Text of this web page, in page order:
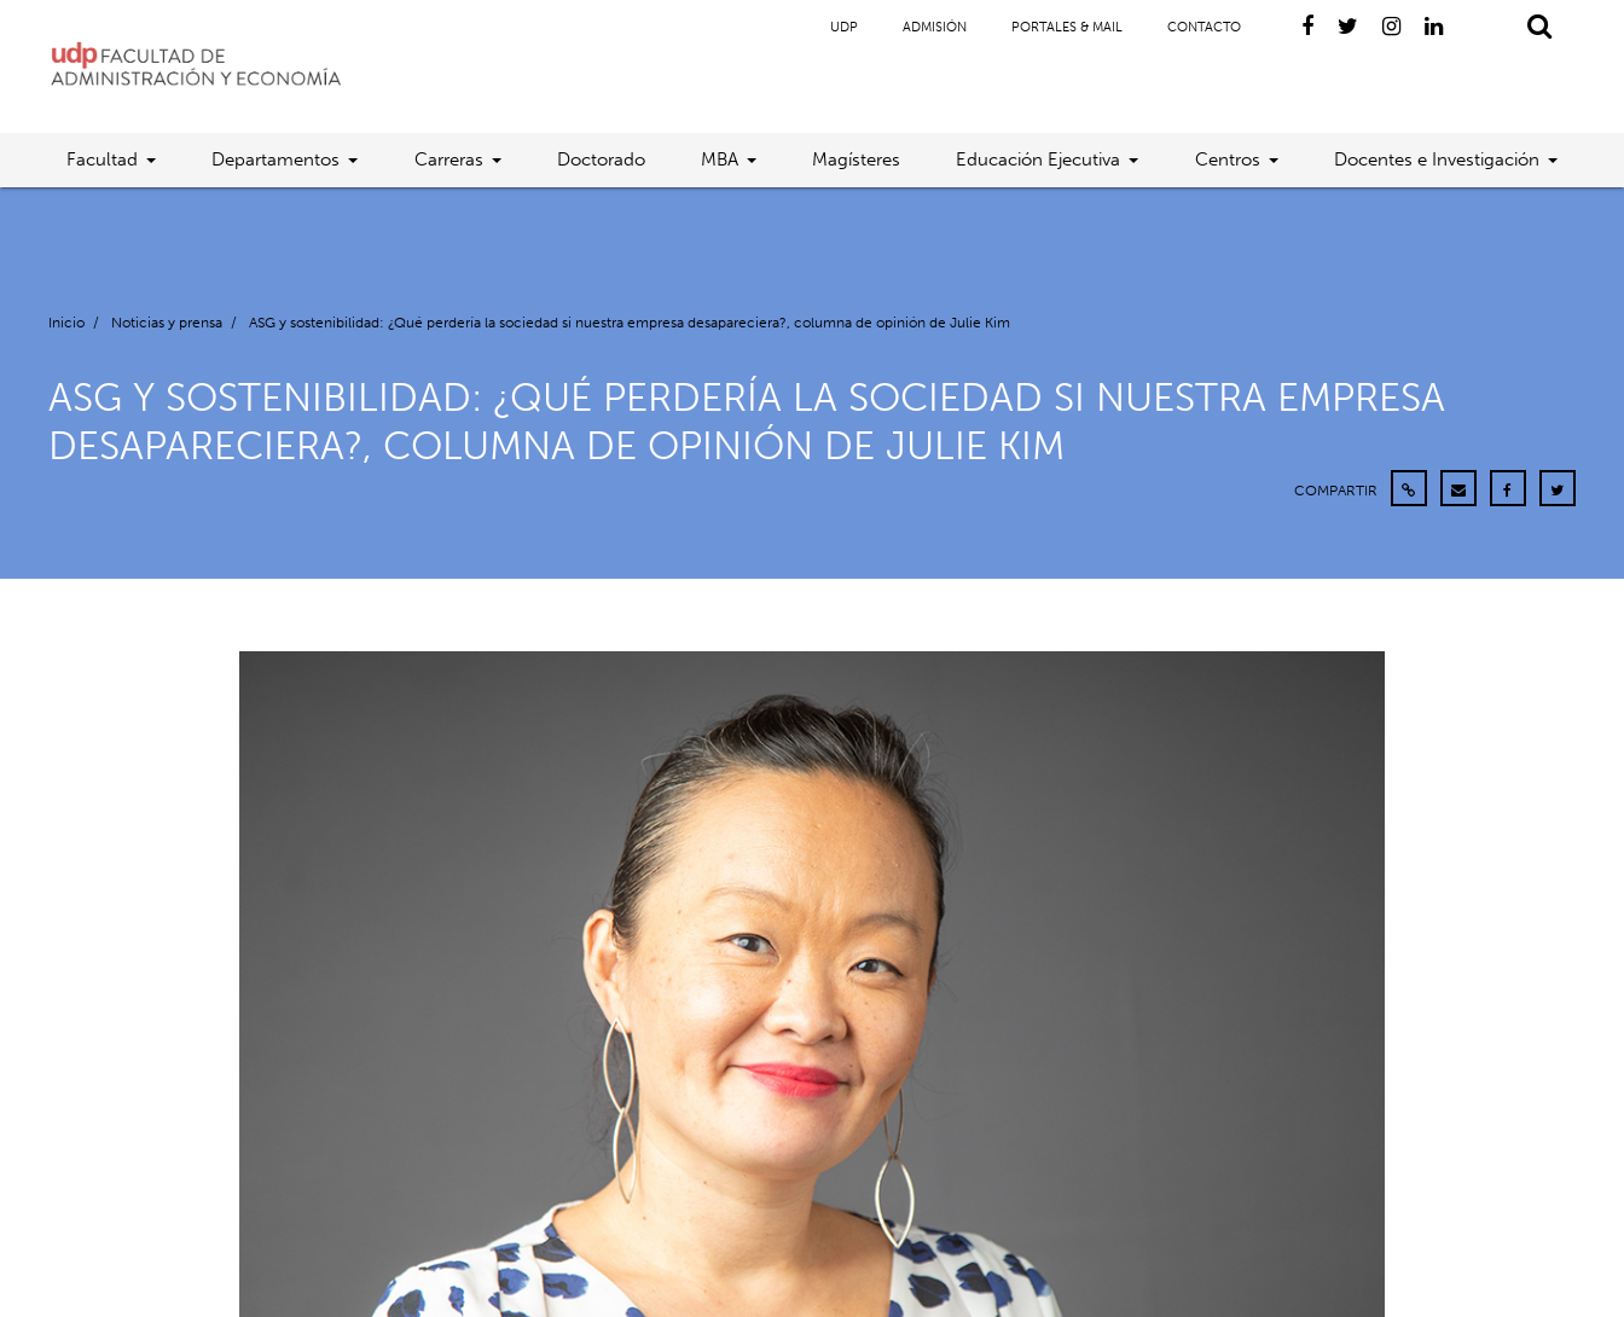
UDP ADMISIÓN PORTALES & MAIL CONTACTO
Facultad Departamentos Carreras Doctorado MBA Magísteres Educación Ejecutiva Centros Docentes e Investigación
Inicio / Noticias y prensa / ASG y sostenibilidad: ¿Qué perdería la sociedad si nuestra empresa desapareciera?, columna de opinión de Julie Kim
ASG Y SOSTENIBILIDAD: ¿QUÉ PERDERÍA LA SOCIEDAD SI NUESTRA EMPRESA
DESAPARECIERA?, COLUMNA DE OPINIÓN DE JULIE KIM
COMPARTIR